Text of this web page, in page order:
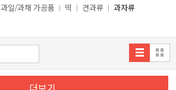
과일/과채 가공품 떡 견과류
과자류